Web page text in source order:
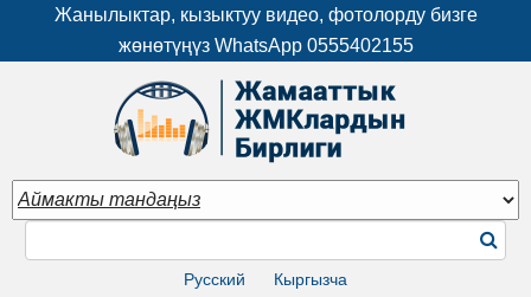
Жанылыктар, кызыктуу видео, фотолорду бизге
жөнөтүңүз WhatsApp 0555402155
Русский Кыргызча